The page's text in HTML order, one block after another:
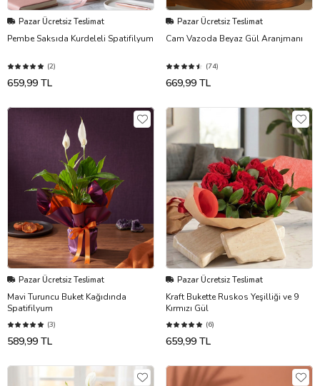
Pazar Ücretsiz Teslimat
Pembe Saksıda Kurdeleli Spatifilyum
(2)
659,99 TL
Pazar Ücretsiz Teslimat
Cam Vazoda Beyaz Gül Aranjmanı
(74)
669,99 TL
Pazar Ücretsiz Teslimat
Mavi Turuncu Buket Kağıdında
Spatifilyum
(3)
589,99 TL
Pazar Ücretsiz Teslimat
Kraft Bukette Ruskos Yeşilliği ve 9
Kırmızı Gül
(6)
659,99 TL